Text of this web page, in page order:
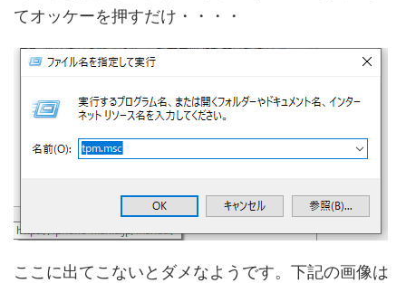
てオッケーを押すだけ・・・・
ここに出てこないとダメなようです。下記の画像は